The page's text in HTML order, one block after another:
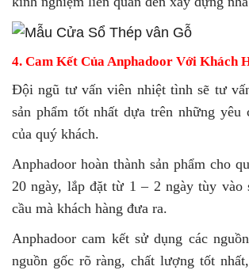
4. Cam Kết Của Anphadoor Với Khách
Đội ngũ tư vấn viên nhiệt tình sẽ tư
sản phẩm tốt nhất dựa trên những yêu
của quý khách.
Anphadoor hoàn thành sản phẩm cho
20 ngày, lắp đặt từ 1 – 2 ngày tùy vào
cầu mà khách hàng đưa ra.
Anphadoor cam kết sử dụng các
nguồn gốc rõ ràng, chất lượng tốt